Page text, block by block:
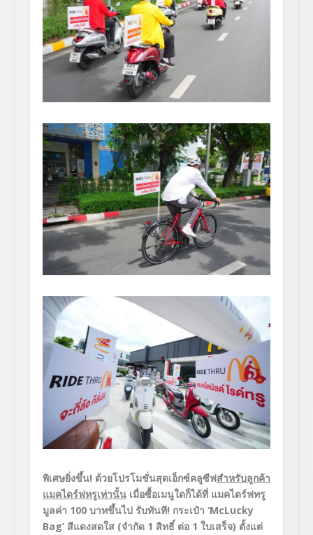
พิเศษยิ่งขึ้น! ด้วยโปรโมชั่นสุดเอ็กซ์คลูซีฟสำหรับลูกค้า
แมคไดร์ฟทรูเท่านั้นเมื่อซื้อเมนูใดก็ได้ที่ แมคไดร์ฟทรู
มูลค่า 100 บาทขึ้นไป รับทันที! กระเป๋า ‘McLucky
Bag’สีแดงสดใส (จำกัด 1 สิทธิ์ ต่อ 1 ใบเสร็จ) ตั้งแต่